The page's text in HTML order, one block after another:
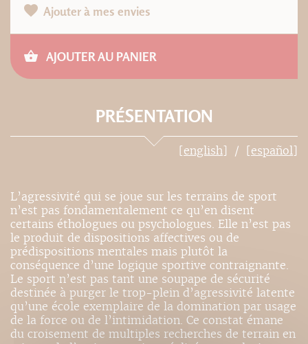
Ajouter à mes envies
AJOUTER AU PANIER
PRÉSENTATION
[english] [español]
L’agressivité qui se joue sur les terrains de sport
n’est pas fondamentalement ce qu’en disent
certains éthologues ou psychologues. Elle n’est pas
le produit de dispositions affectives ou de
prédispositions mentales mais plutôt la
conséquence d’une logique sportive contraignante.
Le sport n’est pas tant une soupape de sécurité
destinée à purger le trop-plein d’agressivité latente
qu’une école exemplaire de la domination par usage
de la force ou de l’intimidation. Ce constat émane
du croisement de multiples recherches de terrain en